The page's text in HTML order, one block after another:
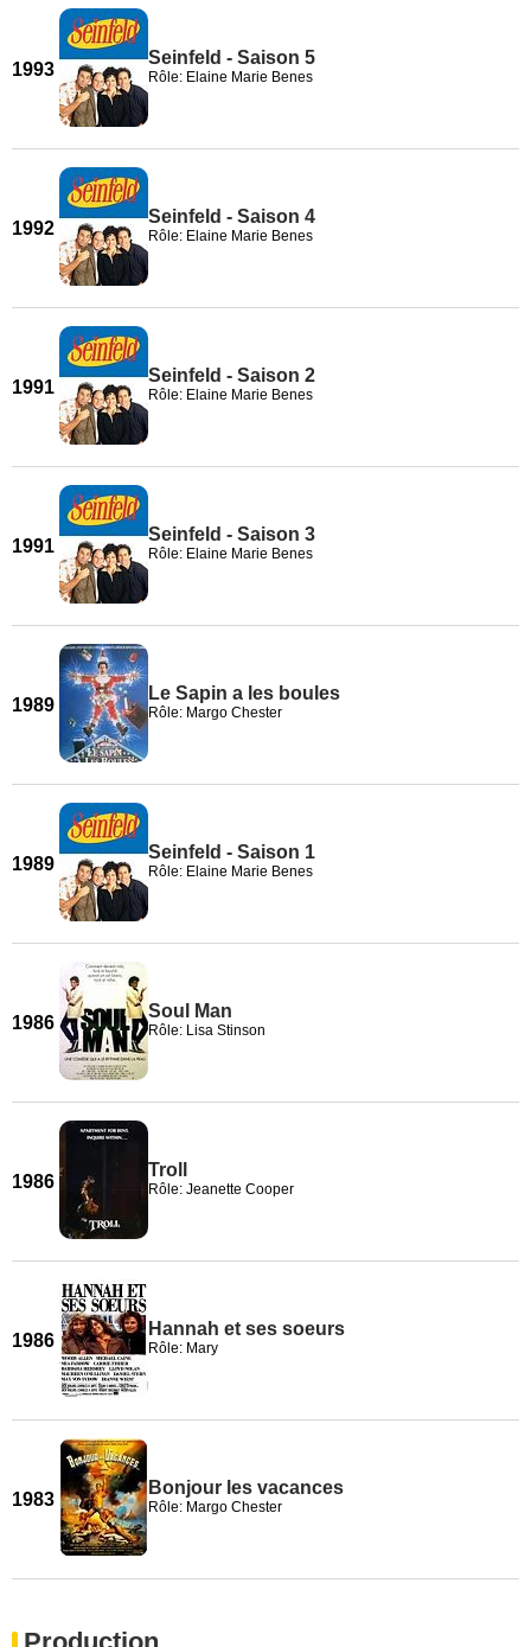
1993
Seinfeld - Saison 5
Rôle: Elaine Marie Benes
1992
Seinfeld - Saison 4
Rôle: Elaine Marie Benes
1991
Seinfeld - Saison 2
Rôle: Elaine Marie Benes
1991
Seinfeld - Saison 3
Rôle: Elaine Marie Benes
1989
Le Sapin a les boules
Rôle: Margo Chester
1989
Seinfeld - Saison 1
Rôle: Elaine Marie Benes
1986
Soul Man
Rôle: Lisa Stinson
1986
Troll
Rôle: Jeanette Cooper
1986
Hannah et ses soeurs
Rôle: Mary
1983
Bonjour les vacances
Rôle: Margo Chester